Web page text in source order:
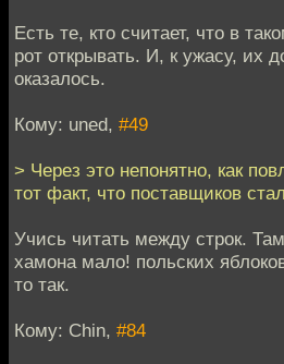
Есть те, кто считает, что в
рот открывать. И, к ужасу, их
оказалось.
Кому: uned, #49
> Через это непонятно, как
тот факт, что поставщиков
Учись читать между строк.
хамона мало! польских
то так.
Кому: Chin, #84